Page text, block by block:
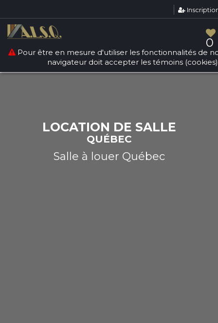
: count(): Parameter must be an array or an object
that implements Countable in
/srv/users/sallesquebec/apps/sallesdereception/
0
Pour être en mesure d'utiliser les fonctionnalités de
navigateur doit accepter les témoins
LOCATION DE SALLE
QUÉBEC
Salle à louer Québec